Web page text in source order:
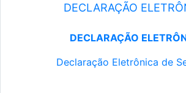
DECLARAÇÃO
DECLARAÇÃO
Declaração Eletrônica de